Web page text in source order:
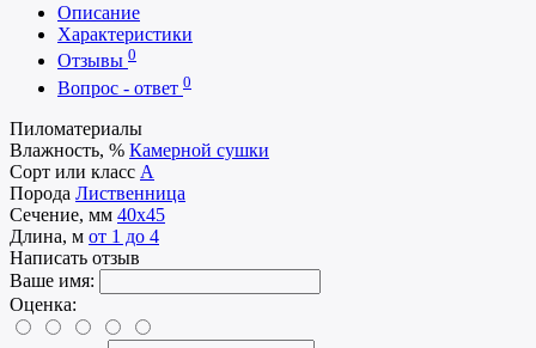
Описание
Характеристики
Отзывы 0
Вопрос - ответ 0
Пиломатериалы
Влажность, % Камерной сушки
Сорт или класс А
Порода Лиственница
Сечение, мм 40x45
Длина, м от 1 до 4
Написать отзыв
Ваше имя:
Оценка: